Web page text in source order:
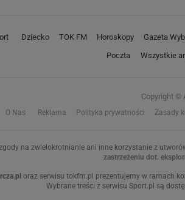
Dziecko TOK FM Horoskopy Gazeta
Poczta
Wszystkie
Copyright ©
O Nas Reklama Polityka prywatności Zasady
na zwielokrotnianie ani inne korzystanie z
zastrzeżeniu dot.
oraz serwisu tokfm.pl prezentujemy w ramach
Wybrane treści z serwisu Sport.pl są